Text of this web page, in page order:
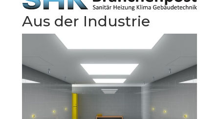
Aus der Industrie